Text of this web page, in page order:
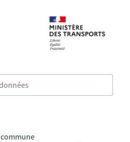
commune